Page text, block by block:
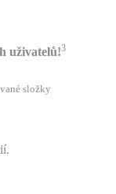
uživatelů!3
složky
.